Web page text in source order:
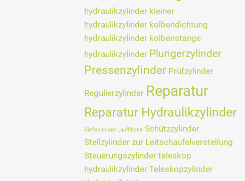
hydraulikzylinder kleiner
hydraulikzylinder kolbendichtung
hydraulikzylinder kolbenstange
hydraulikzylinder Plungerzylinder
Pressenzylinder Prüfzylinder
Regulierzylinder Reparatur
Reparatur Hydraulikzylinder
Riefen in der Lauffläche Schützzylinder
Stellzylinder zur Leitschaufelverstellung
Steuerungszylinder teleskop
hydraulikzylinder Teleskopzylinder